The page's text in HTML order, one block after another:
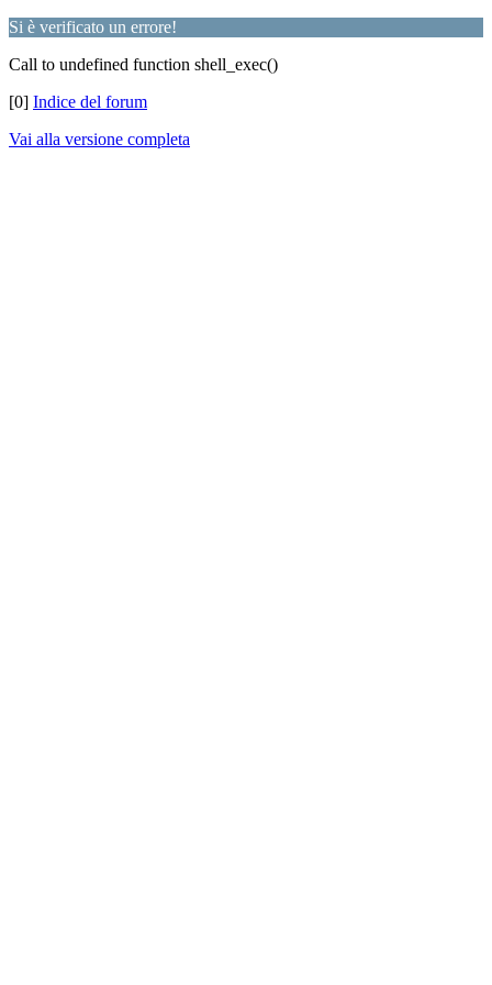
Si è verificato un errore!
Call to undefined function shell_exec()
[0] Indice del forum
Vai alla versione completa